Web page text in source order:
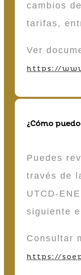
cambios
tarifas,
Ver
https://
¿Cómo
Puedes
través de
UTCD-
siguiente
Consultar
https://